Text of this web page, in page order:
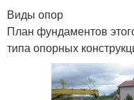
Виды опор
План фундаментов
типа опорных